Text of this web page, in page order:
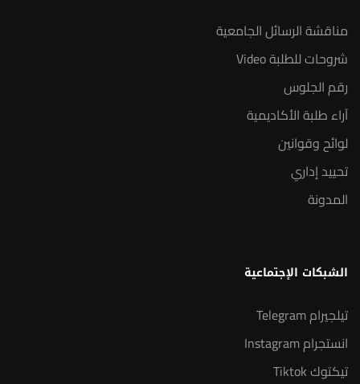
مناقشة الرسائل الجامعية
شروحات للطلبة Video
رقم الجلوس
آراء طلبة الأكاديمية
لوائح وقوانين
تحييد إداري
المدونة
الشبكات الإجتماعية
تيلجيرام Telegram
انستجرام Instagram
تيكتوك Tiktok